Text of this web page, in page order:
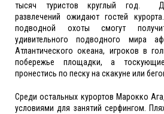
тысяч туристов круглый год.
развлечений ожидают гостей
подводной охоты смогут
удивительного подводного мира
Атлантического океана, игроков в
побережье площадки, а
пронестись по песку на скакуне или
Среди остальных курортов Марокко
условиями для занятий серфингом.